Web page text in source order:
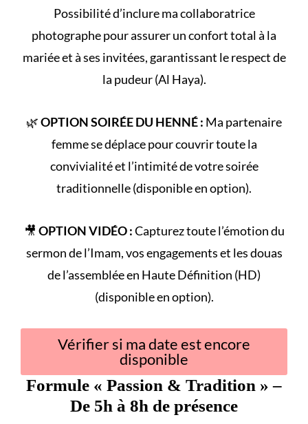
Possibilité d’inclure ma collaboratrice
photographe pour assurer un confort total à la
mariée et à ses invitées, garantissant le respect de
la pudeur (Al Haya).
🌿OPTION SOIRÉE DU HENNÉ : Ma partenaire
femme se déplace pour couvrir toute la
convivialité et l’intimité de votresoirée
traditionnelle(disponible en option).
🎥 OPTION VIDÉO :Capturez toute l’émotion du
sermon de l’Imam, vos engagements et les douas
de l’assemblée en Haute Définition (HD)
(disponible en option).
Vérifier si ma date est encore
disponible
Formule « Passion & Tradition » –
De 5h à 8h de présence